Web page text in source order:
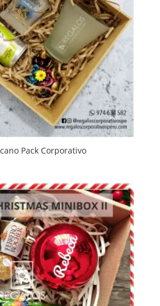
Pack Corporativo